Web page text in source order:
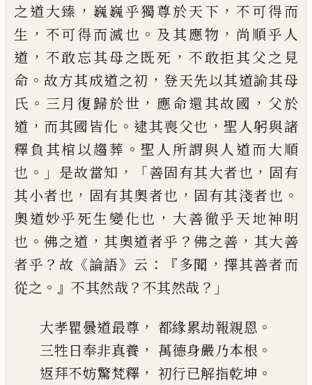
之道大臻 ， 巍巍乎獨尊於天下 ，不可得而
生 ， 不可得而滅也 。 及其應物 ， 尚順乎人
道 ， 不敢忘其母之既死 ， 不敢拒其父之見
命 。故方其成道之初 ，登天先以其道諭其母
氏 。 三月復歸於世 ， 應命還其故國 ， 父於
道 ， 而其國皆化 。 逮其喪父也 ，聖人躬與諸
釋負其棺以趨葬 。聖人所謂與人道而大順
也 。」 是故當知 ，「善固有其大者也 ， 固有
其小者也 ， 固有其奧者也 ， 固有其淺者也 。
奧道妙乎死生變化也 ， 大善徹乎天地神明
也 。佛之道 ，其奧道者乎 ？佛之善 ， 其大善
者乎 ？ 故 《論語》 云 ：『多聞 ， 擇其善者而
從之 。』 不其然哉 ？ 不其然哉 ？」
大孝瞿曇道最尊 ， 都緣累劫報親恩 。
三牲日奉非真養 ， 萬德身嚴乃本根 。
返拜不妨驚梵釋 ， 初行已解指乾坤 。